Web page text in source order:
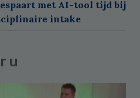
met AI-tool tijd bij
intake
u